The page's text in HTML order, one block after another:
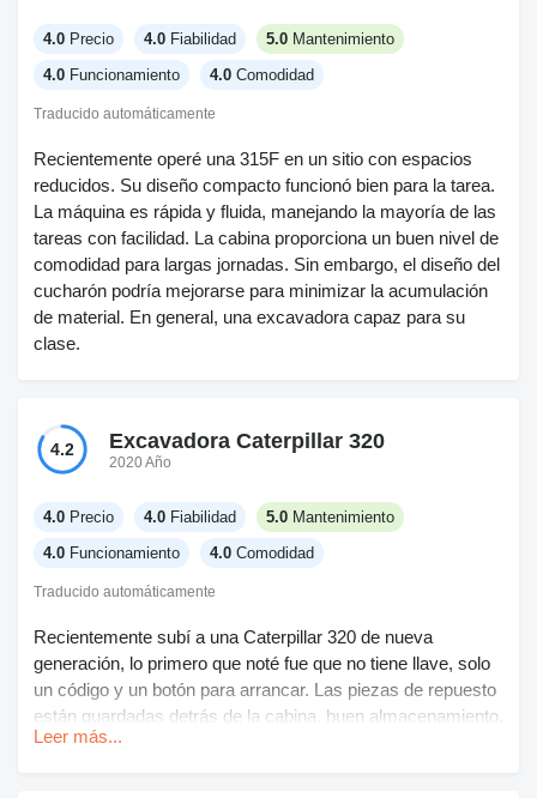
4.0 Precio 4.0 Fiabilidad 5.0 Mantenimiento
4.0 Funcionamiento 4.0 Comodidad
Traducido automáticamente
Recientemente operé una 315F en un sitio con espacios
reducidos. Su diseño compacto funcionó bien para la tarea.
La máquina es rápida y fluida, manejando la mayoría de las
tareas con facilidad. La cabina proporciona un buen nivel de
comodidad para largas jornadas. Sin embargo, el diseño del
cucharón podría mejorarse para minimizar la acumulación
de material. En general, una excavadora capaz para su
clase.
4.2 Excavadora Caterpillar 320
2020 Año
4.0 Precio 4.0 Fiabilidad 5.0 Mantenimiento
4.0 Funcionamiento 4.0 Comodidad
Traducido automáticamente
Recientemente subí a una Caterpillar 320 de nueva
generación, lo primero que noté fue que no tiene llave, solo
un código y un botón para arrancar. Las piezas de repuesto
están guardadas detrás de la cabina, buen almacenamiento.
El espacio en la cabina está bien, encajo sin problema y los
Leer más...